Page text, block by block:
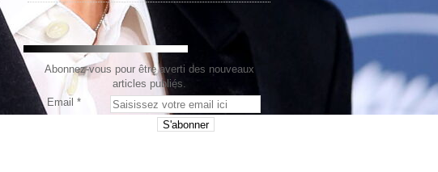
Abonnez-vous pour être averti des nouveaux
articles publiés.
Email